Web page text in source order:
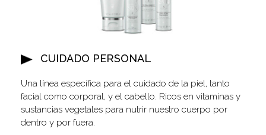
CUIDADO PERSONAL
Una línea específica para el cuidado de la piel, tanto
facial como corporal, y el cabello. Ricos en vitaminas y
sustancias vegetales para nutrir nuestro cuerpo por
dentro y por fuera.